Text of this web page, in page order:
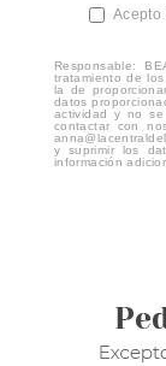
Acepto
Responsable:
tratamiento de
la de
datos
actividad y no
contactar con
y suprimir los
información